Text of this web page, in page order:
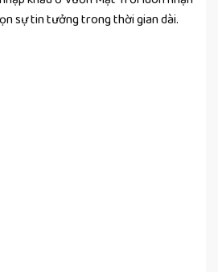
sự tin tưởng trong thời gian dài.